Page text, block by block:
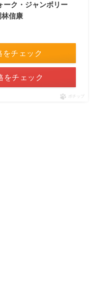
ーク・ジャンボリー
林信康
チェック
をチェック
ポチップ